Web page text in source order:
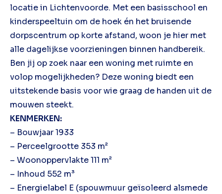
locatie in Lichtenvoorde. Met een basisschool en
kinderspeeltuin om de hoek én het bruisende
dorpscentrum op korte afstand, woon je hier met
alle dagelijkse voorzieningen binnen handbereik.
Ben jij op zoek naar een woning met ruimte en
volop mogelijkheden? Deze woning biedt een
uitstekende basis voor wie graag de handen uit de
mouwen steekt.
KENMERKEN:
– Bouwjaar 1933
– Perceelgrootte 353 m²
– Woonoppervlakte 111 m²
– Inhoud 552 m³
– Energielabel E (spouwmuur geïsoleerd alsmede